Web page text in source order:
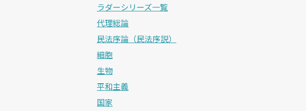
ラダーシリーズ一覧
代理総論
民法序論（民法序説）
細胞
生物
平和主義
国家